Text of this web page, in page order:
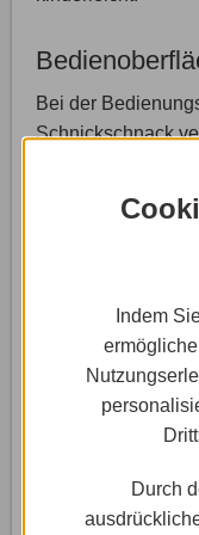
Indem
Durch
Bei der
Schnickschnack
in wenigen
Einstellungen
Kaum ins
Schaltflächen
du so ziemlich
vornehmen, zum
unfertige
Vor allem wenn